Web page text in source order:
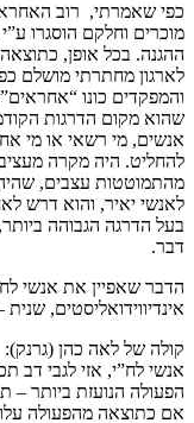
כפי שאמרתי, רוב
מוכרים וחלקם הוסגרו
ההגנה. בכל אופן,
לארגון מחתרתי מושלם
והמפקדים כונו
שהוא מקום הדרגות
אנשים, מי רשאי או מי
להחליט. היה מקרה
מהתמוטטות עצבים,
לאנשי יאיר, והוא דרש
בעל הדרגה הגבוהה
דבר.
הדבר שאפיין את אנשי
אינדיווידואליסטים,
קולה של לאה כהן
אנשי לח”י, אזי לגבי דב
הפעולה הנועזת ביותר –
אם כתוצאה מהפעולה